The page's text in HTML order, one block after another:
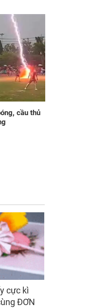
thứ
3 con
dàng
tiền
không
quý
thứ
Thần
gọi tên',
nhiều
Rằm,
khổ
cầu thủ
cực kì
ĐƠN